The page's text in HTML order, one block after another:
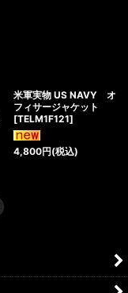
米軍実物 US NAVY オ
フィサージャケット
[TELM1F121]
4,800円(税込)